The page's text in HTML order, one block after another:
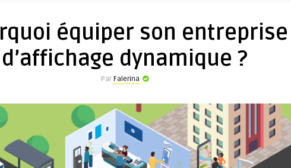
équiper son entreprise
d’affichage dynamique ?
Par Falerina